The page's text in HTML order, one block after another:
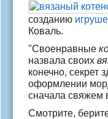
созданию
Коваль.
"Своенравные
назвала своих
конечно, секрет
оформлении
сначала свяжем
Смотрите,